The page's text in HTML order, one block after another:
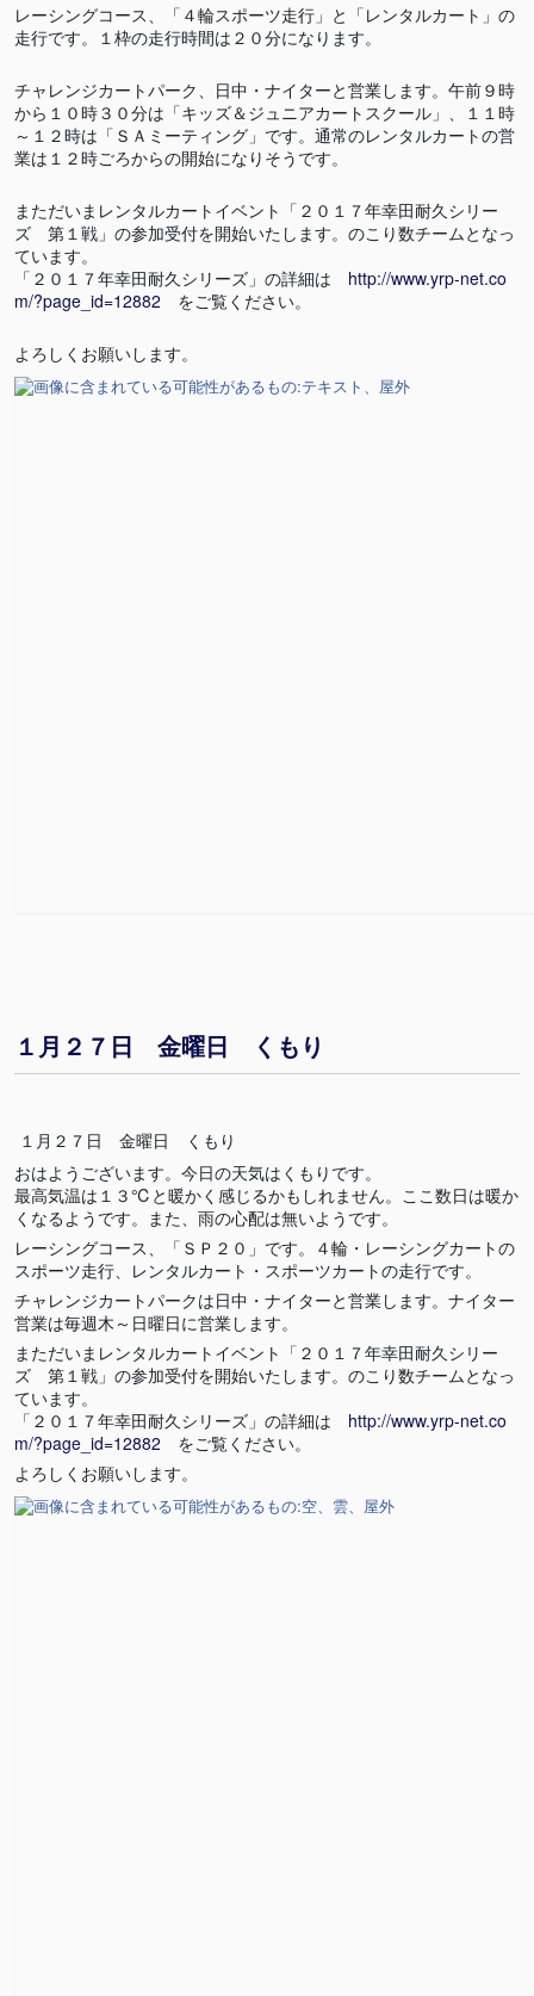
レーシングコース、「４輪スポーツ走行」と「レンタルカート」の
走行です。１枠の走行時間は２０分になります。
チャレンジカートパーク、日中・ナイターと営業します。午前９時
から１０時３０分は「キッズ＆ジュニアカートスクール」、１１時
～１２時は「ＳＡミーティング」です。通常のレンタルカートの営
業は１２時ごろからの開始になりそうです。
まただいまレンタルカートイベント「２０１７年幸田耐久シリー
ズ 第１戦」の参加受付を開始いたします。のこり数チームとなっ
ています。
「２０１７年幸田耐久シリーズ」の詳細は http://www.yrp-net.co
m/?page_id=12882 をご覧ください。
よろしくお願いします。
１月２７日 金曜日 くもり
１月２７日 金曜日 くもり
おはようございます。今日の天気はくもりです。
最高気温は１３℃と暖かく感じるかもしれません。ここ数日は暖か
くなるようです。また、雨の心配は無いようです。
レーシングコース、「ＳＰ２０」です。４輪・レーシングカートの
スポーツ走行、レンタルカート・スポーツカートの走行です。
チャレンジカートパークは日中・ナイターと営業します。ナイター
営業は毎週木～日曜日に営業します。
まただいまレンタルカートイベント「２０１７年幸田耐久シリー
ズ 第１戦」の参加受付を開始いたします。のこり数チームとなっ
ています。
「２０１７年幸田耐久シリーズ」の詳細は http://www.yrp-net.co
m/?page_id=12882 をご覧ください。
よろしくお願いします。